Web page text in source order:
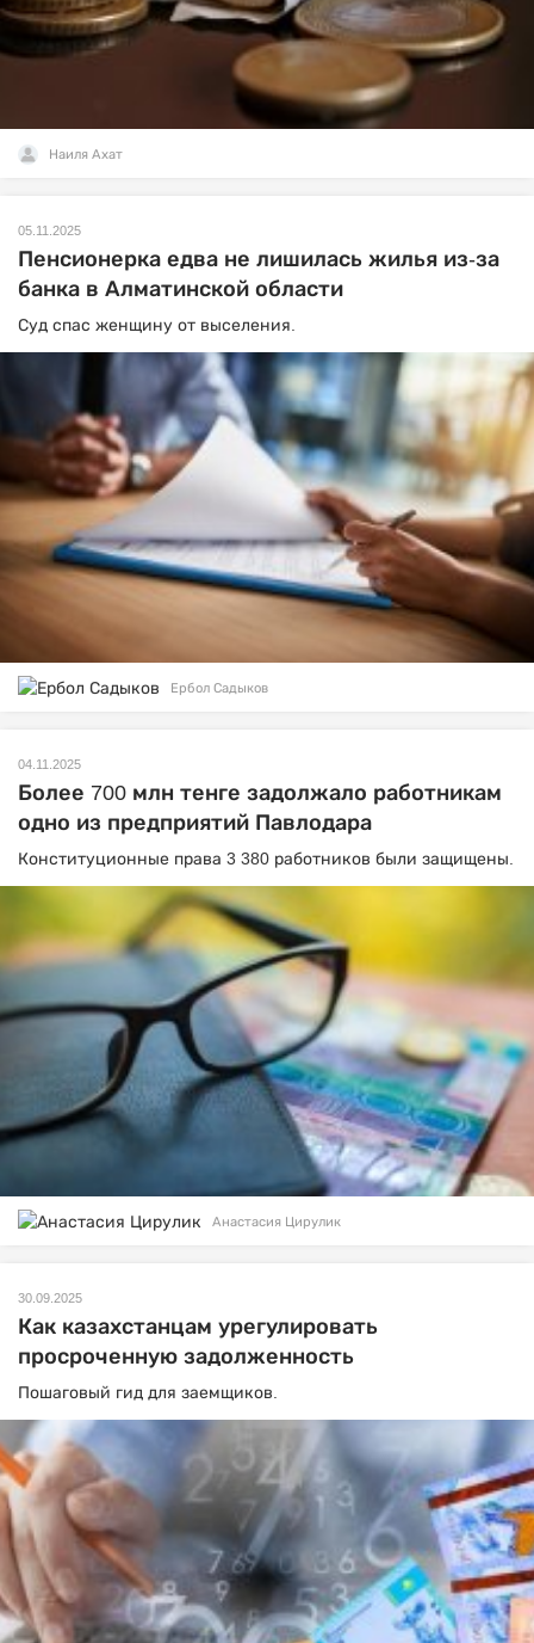
Наиля Ахат
05.11.2025
Пенсионерка едва не лишилась жилья из-за
банка в Алматинской области
Суд спас женщину от выселения.
Ербол Садыков
04.11.2025
Более 700 млн тенге задолжало работникам
одно из предприятий Павлодара
Конституционные права 3 380 работников были защищены.
Анастасия Цирулик
30.09.2025
Как казахстанцам урегулировать
просроченную задолженность
Пошаговый гид для заемщиков.